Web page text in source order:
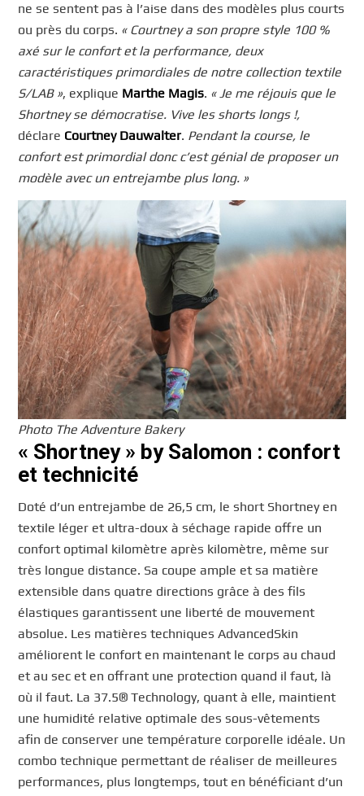
ne se sentent pas à l’aise dans des modèles plus courts
ou près du corps. « Courtney a son propre style 100 %
axé sur le confort et la performance, deux
caractéristiques primordiales de notre collection textile
S/LAB », explique Marthe Magis. « Je me réjouis que le
Shortney se démocratise. Vive les shorts longs !,
déclare Courtney Dauwalter. Pendant la course, le
confort est primordial donc c’est génial de proposer un
modèle avec un entrejambe plus long. »
Photo The Adventure Bakery
« Shortney » by Salomon : confort
et technicité
Doté d’un entrejambe de 26,5 cm, le short Shortney en
textile léger et ultra-doux à séchage rapide offre un
confort optimal kilomètre après kilomètre, même sur
très longue distance. Sa coupe ample et sa matière
extensible dans quatre directions grâce à des fils
élastiques garantissent une liberté de mouvement
absolue. Les matières techniques AdvancedSkin
améliorent le confort en maintenant le corps au chaud
et au sec et en offrant une protection quand il faut, là
où il faut. La 37.5® Technology, quant à elle, maintient
une humidité relative optimale des sous-vêtements
afin de conserver une température corporelle idéale. Un
combo technique permettant de réaliser de meilleures
performances, plus longtemps, tout en bénéficiant d’un